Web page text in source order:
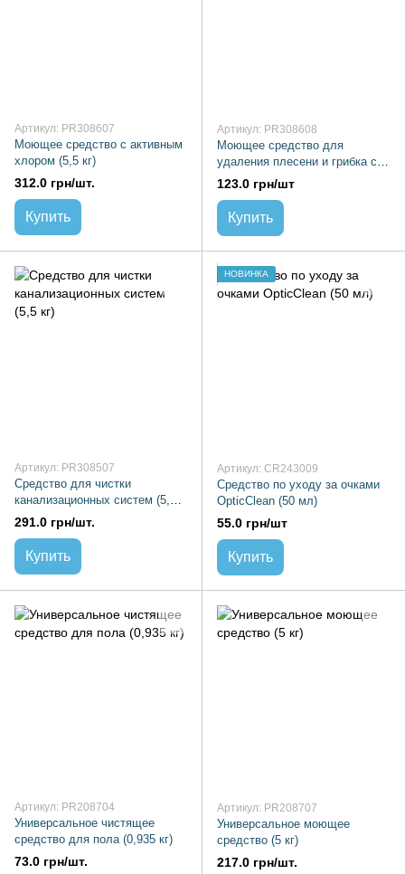
Артикул: PR308607
Моющее средство с активным
хлором (5,5 кг)
312.0 грн/шт.
Купить
Артикул: PR308608
Моющее средство для
удаления плесени и грибка с
распылителем (0,96 кг)
123.0 грн/шт
Купить
Артикул: PR308507
Средство для чистки
канализационных систем (5,5
кг)
291.0 грн/шт.
Купить
НОВИНКА
Артикул: CR243009
Средство по уходу за очками
OpticClean (50 мл)
55.0 грн/шт
Купить
Артикул: PR208704
Универсальное чистящее
средство для пола (0,935 кг)
73.0 грн/шт.
Артикул: PR208707
Универсальное моющее
средство (5 кг)
217.0 грн/шт.